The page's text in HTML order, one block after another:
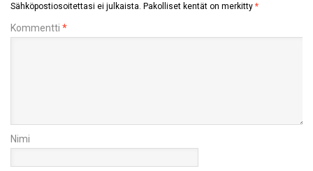
Sähköpostiosoitettasi ei julkaista. Pakolliset kentät on merkitty *
Kommentti *
Nimi